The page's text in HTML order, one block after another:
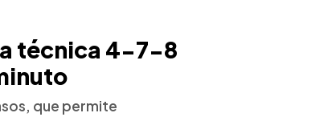
técnica 4-7-8
que permite